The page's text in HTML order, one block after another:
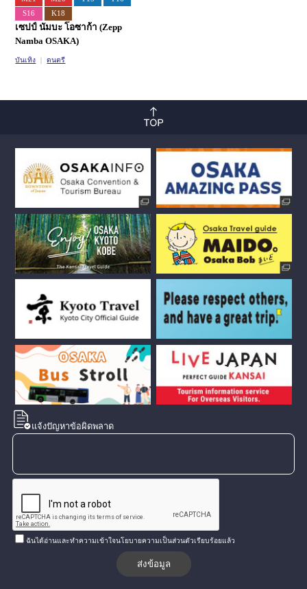
S16
K18
เซปป์ นัมบะ โอซาก้า (Zepp
Namba OSAKA)
บันเทิง ดนตรี
แจ้งปัญหาข้อผิดพลาด
ฉันได้อ่านและทำความเข้าใจนโยบายความเป็นส่วนตัวเรียบร้อยแล้ว